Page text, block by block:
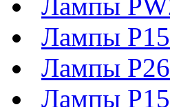
Лампы
Лампы
Лампы